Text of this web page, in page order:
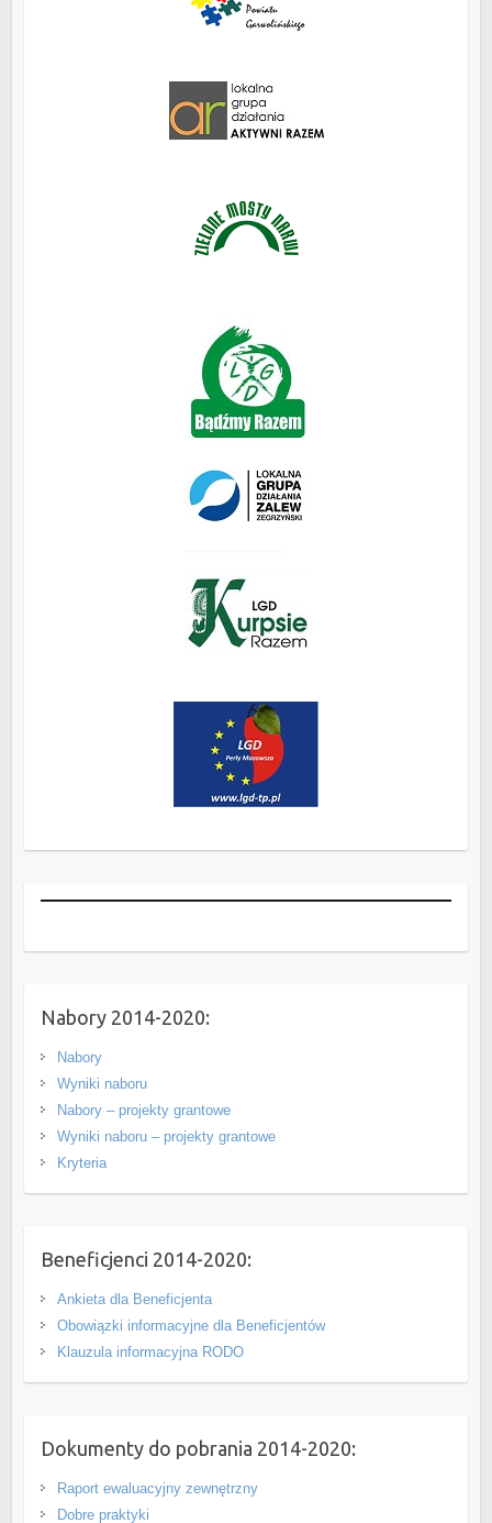
Nabory 2014-2020:
Nabory
Wyniki naboru
Nabory – projekty grantowe
Wyniki naboru – projekty grantowe
Kryteria
Beneficjenci 2014-2020:
Ankieta dla Beneficjenta
Obowiązki informacyjne dla Beneficjentów
Klauzula informacyjna RODO
Dokumenty do pobrania 2014-2020:
Raport ewaluacyjny zewnętrzny
Dobre praktyki